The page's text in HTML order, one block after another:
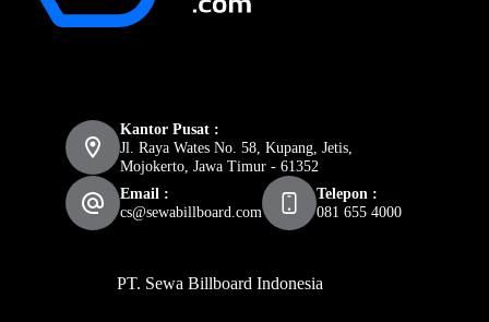
Kantor Pusat :
Jl. Raya Wates No. 58, Kupang, Jetis,
Mojokerto, Jawa Timur - 61352
Email :
cs@sewabillboard.com
Telepon :
081 655 4000
PT. Sewa Billboard Indonesia